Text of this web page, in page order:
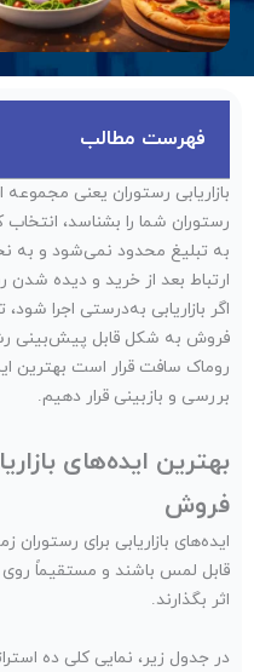
فهرست مطالب
بازاریابی رستوران یعنی
رستوران شما را بشناسد،
به تبلیغ محدود نمی‌شود و به
ارتباط بعد از خرید و دیده
اگر بازاریابی به‌درستی اجرا
فروش به شکل قابل پیش‌بینی
روماک سافت قرار است بهترین
بررسی و بازبینی قرار دهیم.
بهترین ایده‌های
فروش
ایده‌های بازاریابی برای
قابل لمس باشند و مستقیماً روی
اثر بگذارند.
در جدول زیر، نمایی کلی ده